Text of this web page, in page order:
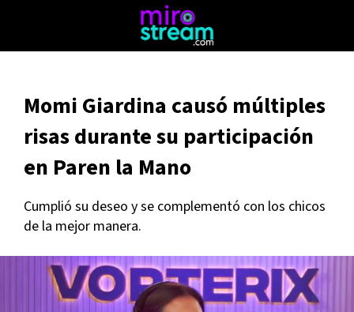
Momi Giardina causó múltiples
risas durante su participación
en Paren la Mano
Cumplió su deseo y se complementó con los chicos
de la mejor manera.